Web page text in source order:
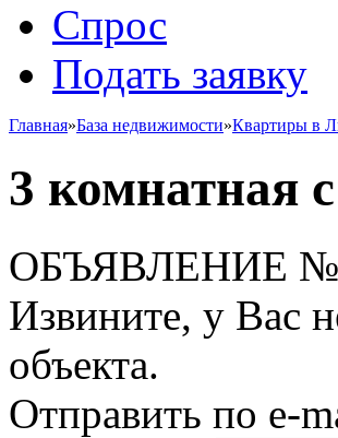
Спрос
Подать заявку
Главная»База недвижимости»Квартиры в
3 комнатная
ОБЪЯВЛЕНИЕ №
Извините, у Вас
объекта.
Отправить по e-